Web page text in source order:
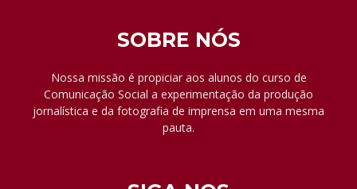
SOBRE NÓS
Nossa missão é propiciar aos alunos do curso de
Comunicação Social a experimentação da produção
jornalística e da fotografia de imprensa em uma mesma
pauta.